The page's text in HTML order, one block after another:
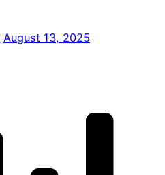
August 13, 2025